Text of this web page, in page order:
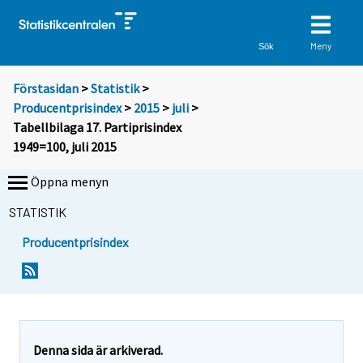
Sök Meny
Förstasidan >Statistik >
Producentprisindex> 2015 > juli >
Tabellbilaga 17. Partiprisindex
1949=100, juli 2015
Öppna menyn
STATISTIK
Producentprisindex
Denna sida är arkiverad.